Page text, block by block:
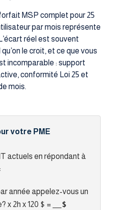
MSP complet pour 25
par mois représente
réel est souvent
le croit, et ce que vous
incomparable : support
conformité Loi 25 et
mois.
votre PME
actuels en répondant à
année appelez-vous un
x 2h x 120 $ =
___$